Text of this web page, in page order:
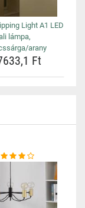
Light A1 LED
lámpa,
arany
Ft